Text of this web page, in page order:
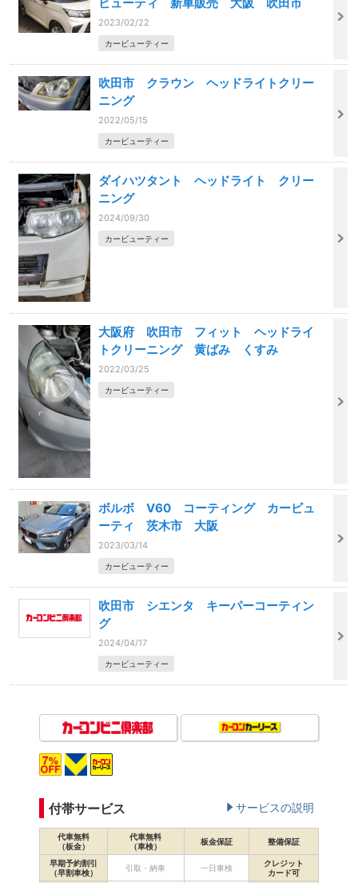
2023/02/22
カービューティー
吹田市 クラウン ヘッドライトクリー
ニング
2022/05/15
カービューティー
ダイハツタント ヘッドライト クリー
ニング
2024/09/30
カービューティー
大阪府 吹田市 フィット ヘッドライ
トクリーニング 黄ばみ くすみ
2022/03/25
カービューティー
ボルボ V60 コーティング カービュ
ーティ 茨木市 大阪
2023/03/14
カービューティー
吹田市 シエンタ キーパーコーティン
グ
2024/04/17
カービューティー
付帯サービス サービスの説明
代車無料
（板金）
代車無料
（車検）
板金保証 整備保証
早期予約割引
（早割車検）
引取・納車 一日車検
クレジット
カード可